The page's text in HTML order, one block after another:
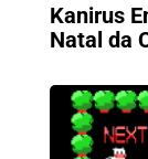
Kanirus
Natal da